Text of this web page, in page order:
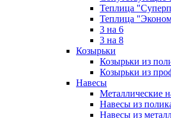
Теплица
Теплица
3 на 6
3 на 8
Козырьки
Козырьки из
Козырьки из
Навесы
Металлические
Навесы из
Навесы из